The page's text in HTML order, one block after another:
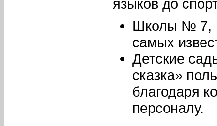
языков до
Школы № 7,
самых
Детские
сказка»
благодаря
персоналу.